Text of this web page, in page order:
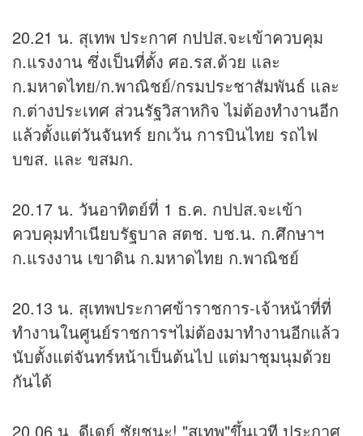
20.21 น. สุเทพ ประกาศ กปปส.จะเข้าควบคุม
ก.แรงงาน ซึ่งเป็นที่ตั้ง ศอ.รส.ด้วย และ
ก.มหาดไทย/ก.พาณิชย์/กรมประชาสัมพันธ์ และ
ก.ต่างประเทศ ส่วนรัฐวิสาหกิจ ไม่ต้องทำงานอีก
แล้วตั้งแต่วันจันทร์ ยกเว้น การบินไทย รถไฟ
บขส. และ ขสมก.
20.17 น. วันอาทิตย์ที่ 1 ธ.ค. กปปส.จะเข้า
ควบคุมทำเนียบรัฐบาล สตช. บช.น. ก.ศึกษาฯ
ก.แรงงาน เขาดิน ก.มหาดไทย ก.พาณิชย์
20.13 น. สุเทพประกาศข้าราชการ-เจ้าหน้าที่ที่
ทำงานในศูนย์ราชการฯไม่ต้องมาทำงานอีกแล้ว
นับตั้งแต่จันทร์หน้าเป็นต้นไป แต่มาชุมนุมด้วย
กันได้
20.06 น. ดีเดย์ ชัยชนะ! "สุเทพ"ขึ้นเวที ประกาศ